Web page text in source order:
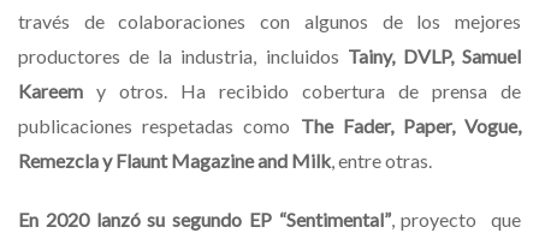
través de colaboraciones con algunos de los mejores
productores de la industria, incluidos Tainy, DVLP, Samuel
Kareem y otros. Ha recibido cobertura de prensa de
publicaciones respetadas como The Fader, Paper, Vogue,
Remezcla y Flaunt Magazine and Milk, entre otras.
En 2020 lanzó su segundo EP “Sentimental”, proyecto que